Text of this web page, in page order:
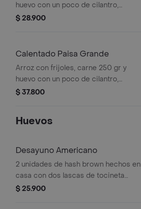
huevo con un poco de cilantro,
acompañado de casquitos de papa o
$ 28.900
Calentado Paisa Grande
Arroz con frijoles, carne 250 gr y
huevo con un poco de cilantro,
acompañado de casquitos de papa o
$ 37.800
Huevos
Desayuno Americano
2 unidades de hash brown hechos en
casa con dos lascas de tocineta
ahumada y 2 huevos
$ 25.900